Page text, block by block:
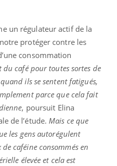
un régulateur actif de la
protéger contre les
consommation
du café pour toutes sortes de
ils se sentent fatigués,
parce que cela fait
, poursuit Elina
de l’étude.Mais ce que
les gens autorégulent
caféine consommés en
élevée et cela est